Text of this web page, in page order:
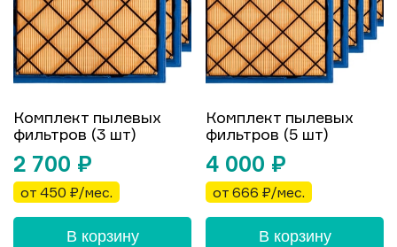
Комплект пылевых
фильтров (3 шт)
2 700 ₽
от 450 ₽/мес.
В корзину
Комплект пылевых
фильтров (5 шт)
4 000 ₽
от 666 ₽/мес.
В корзину